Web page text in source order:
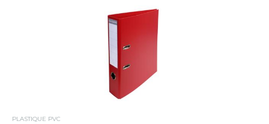
PLASTIQUE PVC